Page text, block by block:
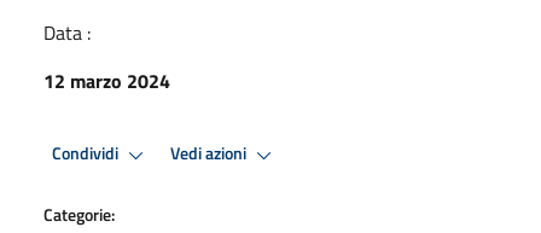
Data :
12 marzo 2024
Condividi Vedi azioni
Categorie: